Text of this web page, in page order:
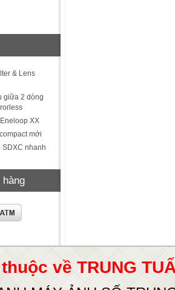
& Lens
giữa 2 dòng
XX
mới
nhanh
hàng
về TRUNG